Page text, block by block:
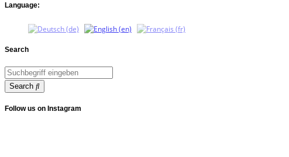
Language:
Search
Search
Follow us on Instagram